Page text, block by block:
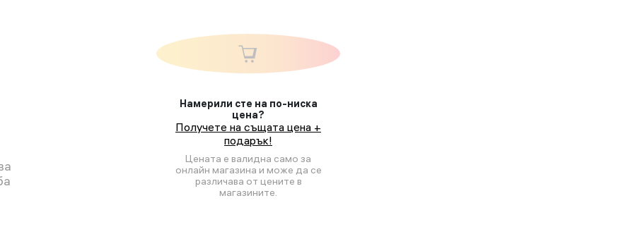
Намерили сте на по-ниска
цена?
Получете на същата цена +
подарък!
Цената е валидна само за
онлайн магазина и може да се
различава от цените в
магазините.